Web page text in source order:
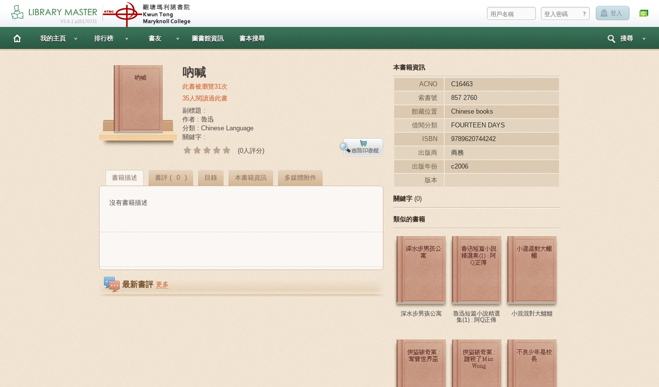
? 登入
V3.6.1 p20170721
我的主頁 排行榜 書友 圖書館資訊 書本搜尋 搜尋
吶喊
此書被瀏覽31次
35人閱讀過此書
副標題 :
作者 : 魯迅
分類 : Chinese Language
關鍵字 :
(0人評分)
書籍描述 書評 ( 0 ) 目錄 本書籍資訊 多媒體附件
沒有書籍描述
最新書評 更多
本書籍資訊
ACNO
C16463
索書號
857 2760
館藏位置
Chinese books
借閱分類
FOURTEEN DAYS
ISBN
9789620744242
出版商
商務
出版年份
c2006
版本
關鍵字 (0)
類似的書籍
深水步男孩公寓
魯迅短篇小說精選
集(1) : 阿Q正傳
小混混對大鱷鱷